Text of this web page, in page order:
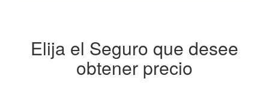
Elija el Seguro que desee
obtener precio